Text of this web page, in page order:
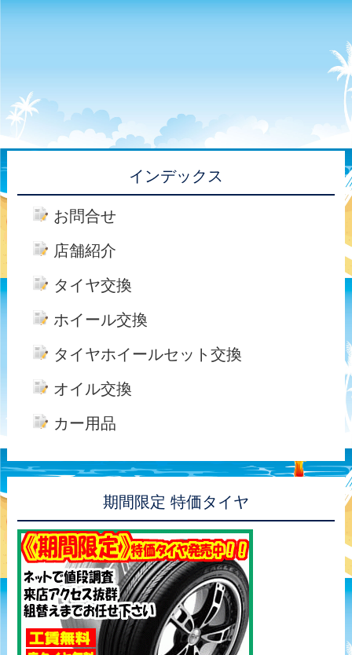
インデックス
お問合せ
店舗紹介
タイヤ交換
ホイール交換
タイヤホイールセット交換
オイル交換
カー用品
期間限定 特価タイヤ